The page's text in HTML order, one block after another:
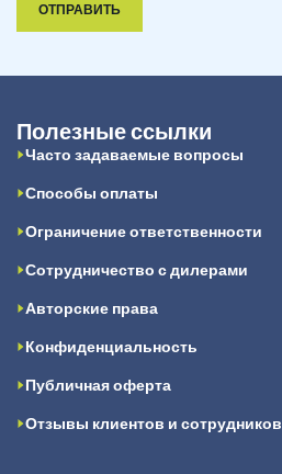
ОТПРАВИТЬ
Полезные ссылки
Часто задаваемые вопросы
Способы оплаты
Ограничение ответственности
Сотрудничество с дилерами
Авторские права
Конфиденциальность
Публичная оферта
Отзывы клиентов и сотрудников